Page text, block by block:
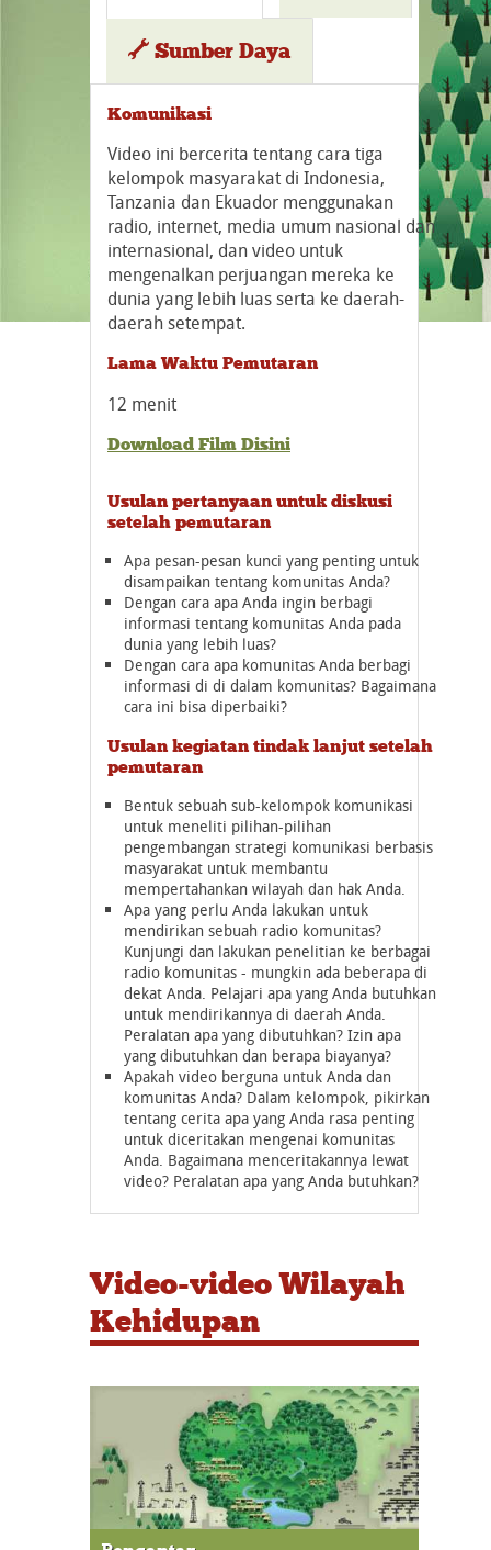
Sumber Daya
Komunikasi
Video ini bercerita tentang cara tiga
kelompok masyarakat di Indonesia,
Tanzania dan Ekuador menggunakan
radio, internet, media umum nasional dan
internasional, dan video untuk
mengenalkan perjuangan mereka ke
dunia yang lebih luas serta ke daerah-
daerah setempat.
Lama Waktu Pemutaran
12 menit
Download Film Disini
Usulan pertanyaan untuk diskusi
setelah pemutaran
Apa pesan-pesan kunci yang penting untuk
disampaikan tentang komunitas Anda?
Dengan cara apa Anda ingin berbagi
informasi tentang komunitas Anda pada
dunia yang lebih luas?
Dengan cara apa komunitas Anda berbagi
informasi di di dalam komunitas? Bagaimana
cara ini bisa diperbaiki?
Usulan kegiatan tindak lanjut setelah
pemutaran
Bentuk sebuah sub-kelompok komunikasi
untuk meneliti pilihan-pilihan
pengembangan strategi komunikasi berbasis
masyarakat untuk membantu
mempertahankan wilayah dan hak Anda.
Apa yang perlu Anda lakukan untuk
mendirikan sebuah radio komunitas?
Kunjungi dan lakukan penelitian ke berbagai
radio komunitas - mungkin ada beberapa di
dekat Anda. Pelajari apa yang Anda butuhkan
untuk mendirikannya di daerah Anda.
Peralatan apa yang dibutuhkan? Izin apa
yang dibutuhkan dan berapa biayanya?
Apakah video berguna untuk Anda dan
komunitas Anda? Dalam kelompok, pikirkan
tentang cerita apa yang Anda rasa penting
untuk diceritakan mengenai komunitas
Anda. Bagaimana menceritakannya lewat
video? Peralatan apa yang Anda butuhkan?
Video-video Wilayah
Kehidupan